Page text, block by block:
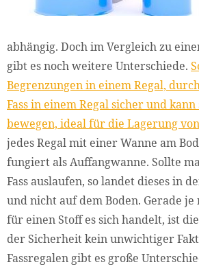
abhängig. Doch im Vergleich zu
gibt es noch weitere Unterschiede.
Begrenzungen in einem Regal,
Fass in einem Regal sicher und
bewegen, ideal für die Lagerung
jedes Regal mit einer Wanne am
fungiert als Auffangwanne. Sollte
Fass auslaufen, so landet dieses in
und nicht auf dem Boden. Gerade je
für einen Stoff es sich handelt, ist
der Sicherheit kein unwichtiger
Fassregalen gibt es große